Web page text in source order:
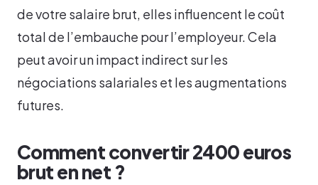
de votre salaire brut, elles influencent le coût
total de l’embauche pour l’employeur. Cela
peut avoir un impact indirect sur les
négociations salariales et les augmentations
futures.
Comment convertir 2400 euros
brut en net ?